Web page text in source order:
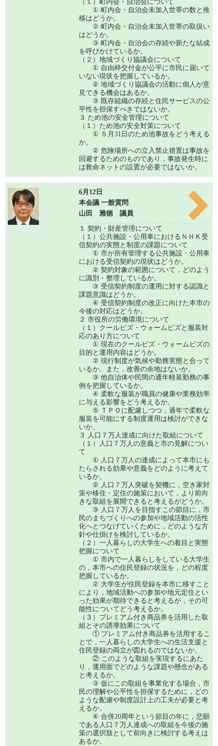
（１）町内会・自治会について
① 町内会・自治会未加入世帯の数と推
移はどうか。
② 町内会・自治会未加入世帯の取扱い
はどうか。
③ 町内会・自治会の存続や新たな結成
を呼びかけているか。
（２）地域づくり協議会について
① 自由枠交付金が公平に市民に届いて
いない現状を把握しているか。
② 地域づくり協議会の活動に個人が意
見できる機会はあるか。
③ 既存組織の存続と住民サービスの公
平性を担保すべきではないか。
３ ため池の安全管理について
（１）ため池の安全対策について
① ５月31日のため池事故をどう考える
か。
② 危険場所への立入禁止措置は事故を
回避するためのものであり，事故発生時に
は救命ネットの設置が必要ではないか。
6月12日
本会議 一般質問
山田 雅徳 議員
１ 契約・財産管理について
（１）公共施設・公用車におけるＮＨＫ受
信契約の実態と制度の課題について
① 市が所有管理する公共施設・公用車
における受信契約の現状はどうか。
② 契約対象の範囲について，どのよう
に識別・整理しているか。
③ 受信契約制度の運用に対する認識と
課題意識はどうか。
④ 受信契約制度の改正に向けた本市の
今後の対応はどうか。
２ 市役所の労働環境について
（１）クールビズ・ウォームビズと服装対
応のあり方について
① 現在のクールビズ・ウォームビズの
目的と運用内容はどうか。
② 現行制度が気候や勤務実態と合って
いるか。また，改善の余地はないか。
③ 他自治体や民間の通年軽装勤務の事
例を把握しているか。
④ 柔軟な服装が職員の健康や業務効率
に与える影響をどう考えるか。
⑤ ＴＰＯに配慮しつつ，通年で柔軟な
服装を可能にする制度運用は検討ができな
いか。
３ 人口７万人達成に向けた取組について
（１）人口７万人の意義と市の見解につい
て
① 人口７万人の達成によって本市にも
たらされる効果や意義をどのように考えて
いるか。
② 人口７万人突破を契機に，空き家対
策や移住・定住の施策において，より前向
きな取組を展開できると考えるがどうか。
③ 人口７万人を目指すこの節目に，市
民のまちづくりへの参加や地域活動の活性
化へとつなげていくために，どのような方
針や仕掛けを検討しているか。
（２）一人暮らしの大学生への着目と実態
把握について
① 市内で一人暮らしをしている大学生
の，本市への住民登録の状況を，どの程度
把握しているか。
② 大学生が住民登録を本市に移すこと
により，地域活動への参加や地元定住とい
った効果が期待できると考えるが，その可
能性についてどう考えるか。
（３）プレミアム付き商品券を活用した取
組とその誘導効果について
① プレミアム付き商品券を活用するこ
とで，一人暮らしの大学生への生活支援と
住民登録の両立が図れるのではないか。
② このような取組を実現するにあた
り，運用面でどのような課題や懸念がある
と考えるか。
③ 仮にこの取組を事業化する場合，市
民の理解や公平性を担保するために，どの
ような配慮や制度設計上の工夫が必要と考
えるか。
④ 合併20周年という節目の年に，悲願
である人口７万人達成への取組を今後の施
策の選択肢として前向きに検討する考えは
あるか。